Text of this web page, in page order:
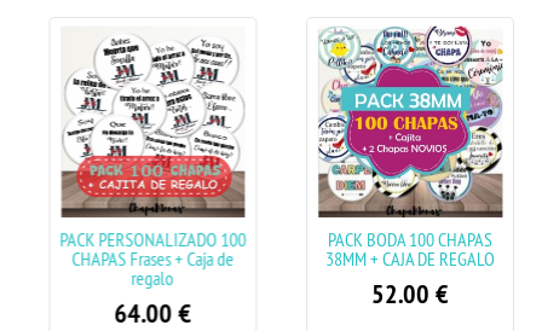
PACK PERSONALIZADO 100
CHAPAS Frases + Caja de
regalo
64.00€
PACK BODA 100 CHAPAS
38MM + CAJA DE REGALO
52.00€